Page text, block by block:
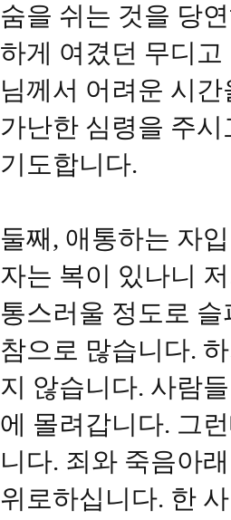
숨을 쉬는 것을 당
하게 여겼던 무디
님께서 어려운 시
가난한 심령을 주
기도합니다.
둘째, 애통하는 자
자는 복이 있나니
통스러울 정도로
참으로 많습니다.
지 않습니다. 사람
에 몰려갑니다. 그
니다. 죄와 죽음아
위로하십니다. 한